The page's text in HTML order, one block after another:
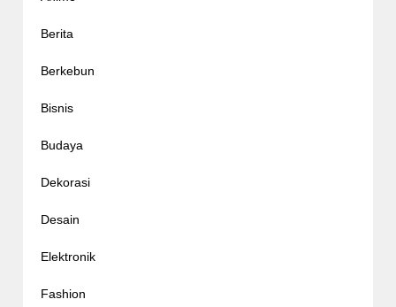
Berita
Berkebun
Bisnis
Budaya
Dekorasi
Desain
Elektronik
Fashion